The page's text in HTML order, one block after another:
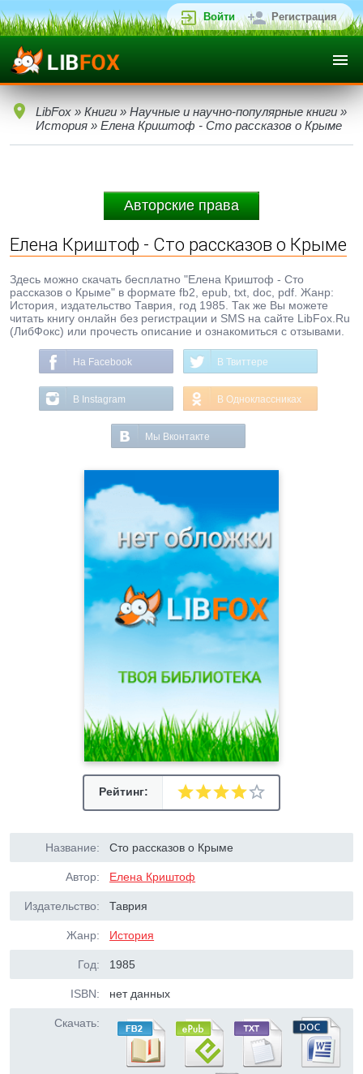
Войти Регистрация
LibFox » Книги » Научные и научно-популярные книги »
История » Елена Криштоф - Сто рассказов о Крыме
Авторские права
Елена Криштоф - Сто рассказов о Крыме
Здесь можно скачать бесплатно "Елена Криштоф - Сто
рассказов о Крыме" в формате fb2, epub, txt, doc, pdf. Жанр:
История, издательство Таврия, год 1985. Так же Вы можете
читать книгу онлайн без регистрации и SMS на сайте LibFox.Ru
(ЛибФокс) или прочесть описание и ознакомиться с отзывами.
На Facebook В Твиттере
В Instagram В Одноклассниках
Мы Вконтакте
Рейтинг:
Название: Сто рассказов о Крыме
Автор: Елена Криштоф
Издательство: Таврия
Жанр: История
Год: 1985
ISBN: нет данных
Скачать: